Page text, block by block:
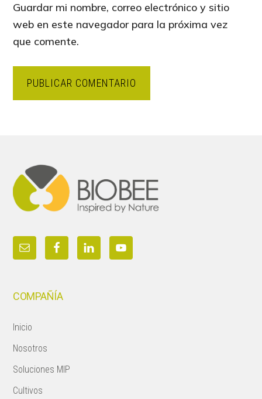
Guardar mi nombre, correo electrónico y sitio
web en este navegador para la próxima vez
que comente.
COMPAÑÍA
Inicio
Nosotros
Soluciones MIP
Cultivos